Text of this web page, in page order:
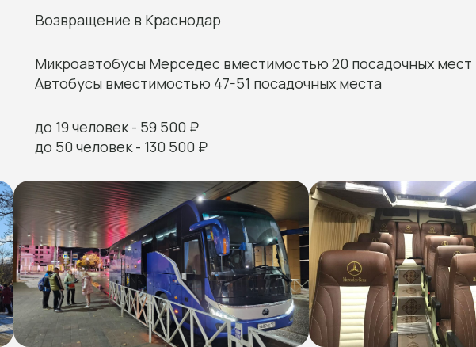
Возвращение в Краснодар
Микроавтобусы Мерседес вместимостью 20 посадочных мест
Автобусы вместимостью 47-51 посадочных места
до 19 человек - 59 500 ₽
до 50 человек - 130 500 ₽